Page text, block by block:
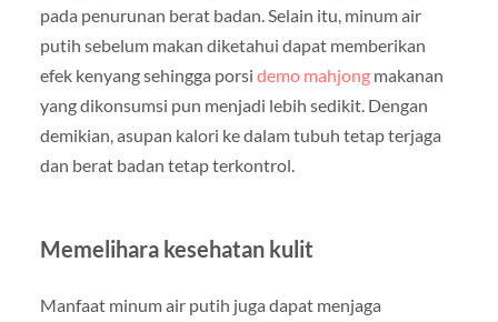
pada penurunan berat badan. Selain itu, minum air
putih sebelum makan diketahui dapat memberikan
efek kenyang sehingga porsi demo mahjongmakanan
yang dikonsumsi pun menjadi lebih sedikit. Dengan
demikian, asupan kalori ke dalam tubuh tetap terjaga
dan berat badan tetap terkontrol.
Memelihara kesehatan kulit
Manfaat minum air putih juga dapat menjaga